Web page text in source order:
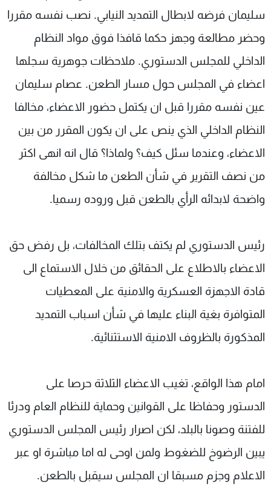
سليمان فرضه لابطال التمديد النيابي. نصب نفسه مقررا
وحضر مطالعة وجهز حكما قافذا فوق مواد النظام
الداخلي للمجلس الدستوري. ملاحظات جوهرية سجلها
اعضاء في المجلس حول مسار الطعن. عصام سليمان
عين نفسه مقررا قبل ان يكتمل حضور الاعضاء، مخالفا
النظام الداخلي الذي ينص على ان يكون المقرر من بين
الاعضاء، وعندما سئل كيف؟ ولماذا؟ قال انه انهى اكثر
من نصف التقرير في شأن الطعن ما شكل مخالفة
واضحة لابدائه الرأي بالطعن قبل وروده رسميا.
رئيس الدستوري لم يكتف بتلك المخالفات، بل رفض حق
الاعضاء بالاطلاع على الحقائق من خلال الاستماع الى
قادة الاجهزة العسكرية والامنية على المعطيات
المتوافرة بغية البناء عليها في شأن اسباب التمديد
المذكورة بالظروف الامنية الاستثنائية.
امام هذا الواقع، تغيب الاعضاء الثلاثة حرصا على
الدستور وحفاظا على القوانين وحماية للنظام العام ودرئا
للفتنة وصونا بالبلد، لكن اصرار رئيس المجلس الدستوري
يبين الرضوخ للضغوط ولمن اوحى له اما مباشرة او عبر
الاعلام وجزم مسبقا ان المجلس سيقبل بالطعن.